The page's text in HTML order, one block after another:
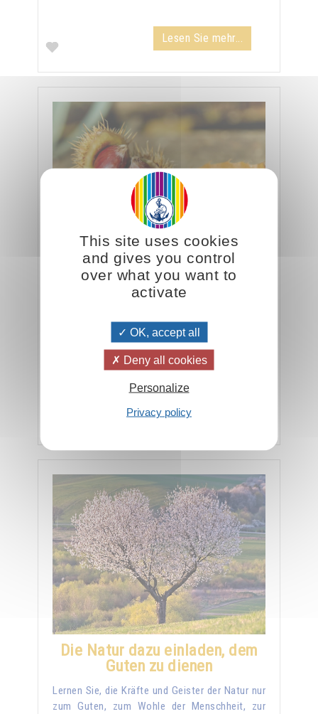
Lesen Sie mehr...
Fest des Heiligen Michael:
Auslesen, Unterscheiden...
Trennung, des Sortierens, statt, um sich auf das
neue Leben vorzubereiten...
Lesen Sie mehr...
Die Natur dazu einladen, dem
Guten zu dienen
Lernen Sie, die Kräfte und Geister der Natur nur
zum Guten, zum Wohle der Menschheit, zur
This site uses cookies
and gives you control
over what you want to
activate
OK, accept all
Deny all cookies
Personalize
Privacy policy